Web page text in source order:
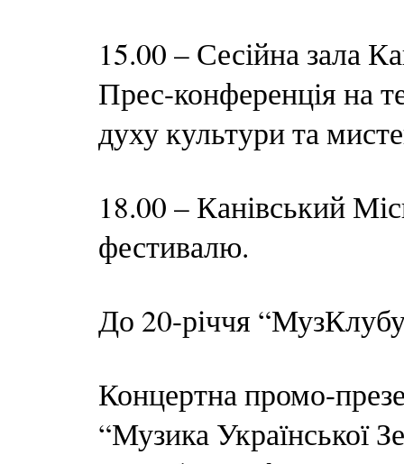
15.00 – Сесійна зала
Прес-конференція на
духу культури та
18.00 – Канівський
фестивалю.
До 20-річчя
Концертна промо-
“Музика Української